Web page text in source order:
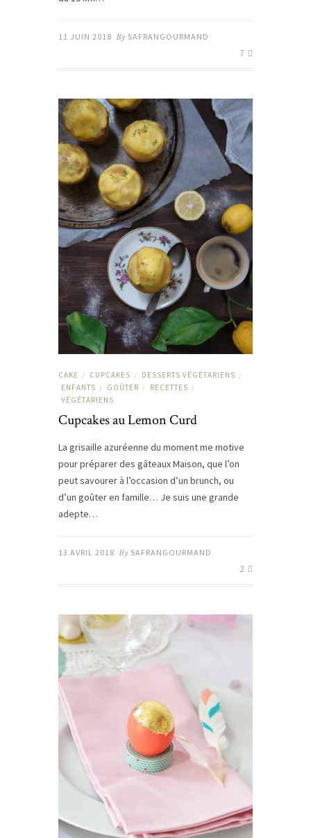
11 JUIN 2018 By SAFRANGOURMAND
7
CAKE / CUPCAKES / DESSERTS VÉGÉTARIENS /
ENFANTS / GOÛTER / RECETTES /
VÉGÉTARIENS
Cupcakes au Lemon Curd
La grisaille azuréenne du moment me motive
pour préparer des gâteaux Maison, que l’on
peut savourer à l’occasion d’un brunch, ou
d’un goûter en famille… Je suis une grande
adepte…
13 AVRIL 2018 By SAFRANGOURMAND
2